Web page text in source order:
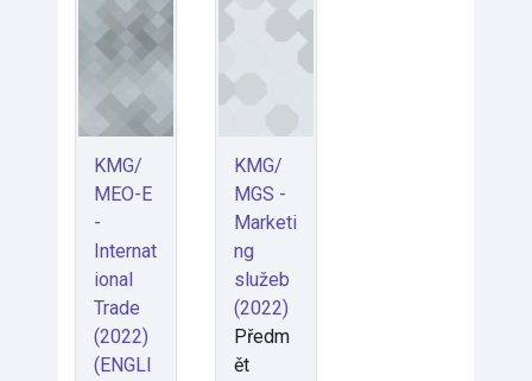
KMG/
MEO-E
-
Internat
ional
Trade
(2022)
(ENGLI
KMG/
MGS -
Marketi
ng
služeb
(2022)
Předm
ět